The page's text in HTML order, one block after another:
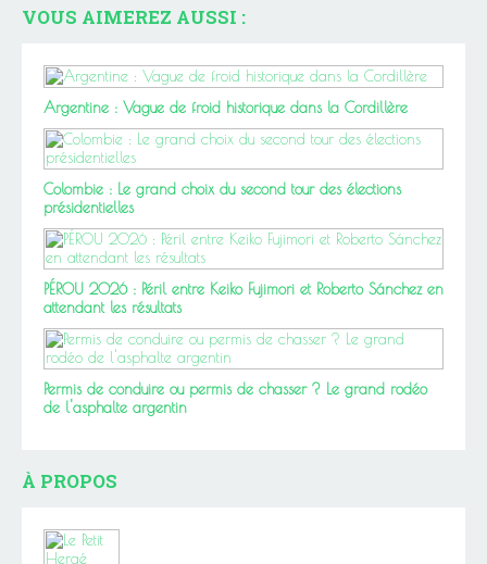
VOUS AIMEREZ AUSSI :
Argentine : Vague de froid historique dans la Cordillère
Colombie : Le grand choix du second tour des élections
présidentielles
PÉROU 2026 : Péril entre Keiko Fujimori et Roberto Sánchez en
attendant les résultats
Permis de conduire ou permis de chasser ? Le grand rodéo
de l'asphalte argentin
À PROPOS